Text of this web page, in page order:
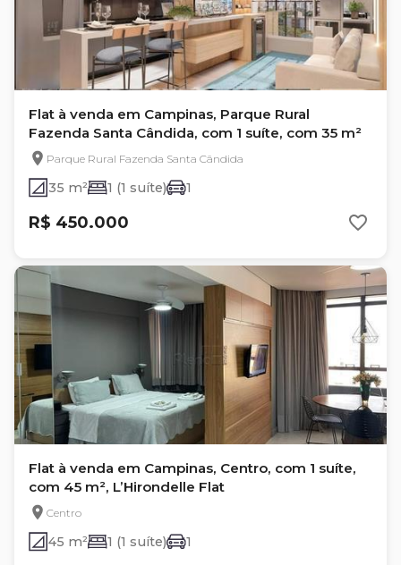
Flat à venda em Campinas, Parque Rural
Fazenda Santa Cândida, com 1 suíte, com 35 m²
Parque Rural Fazenda Santa Cândida
35 m² 1 (1 suíte) 1
R$ 450.000
Flat à venda em Campinas, Centro, com 1 suíte,
com 45 m², L’Hirondelle Flat
Centro
45 m² 1 (1 suíte) 1